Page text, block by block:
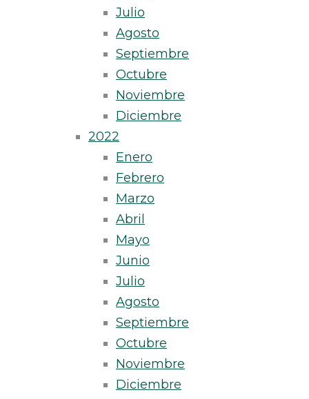
Julio
Agosto
Septiembre
Octubre
Noviembre
Diciembre
2022
Enero
Febrero
Marzo
Abril
Mayo
Junio
Julio
Agosto
Septiembre
Octubre
Noviembre
Diciembre